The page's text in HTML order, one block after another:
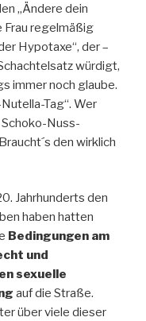
„Ändere dein
Frau regelmäßig
Hypotaxe“, der –
würdigt,
immer noch glaube.
Tag“. Wer
Nuss-
den wirklich
Jahrhunderts den
haben hatten
Bedingungen am
und
sexuelle
auf die Straße.
über viele dieser